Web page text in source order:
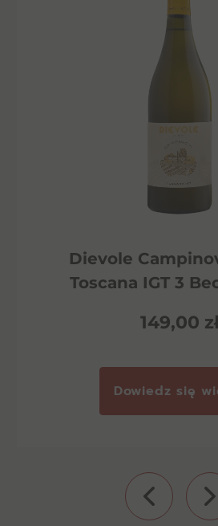
Dievole
Toscana IGT 3
149,00
Dowiedz się